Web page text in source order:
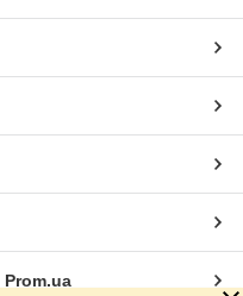
Prom.ua